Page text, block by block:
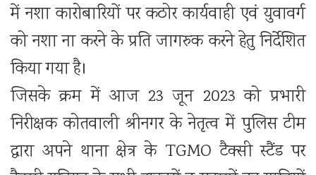
में नशा कारोबारियों पर कठोर कार्यवाही एवं युवावर्ग
को नशा ना करने के प्रति जागरुक करने हेतु निर्देशित
किया गया है।
जिसके क्रम में आज 23 जून 2023 को प्रभारी
निरीक्षक कोतवाली श्रीनगर के नेतृत्व में पुलिस टीम
द्वारा अपने थाना क्षेत्र के TGMO टैक्सी स्टैंड पर